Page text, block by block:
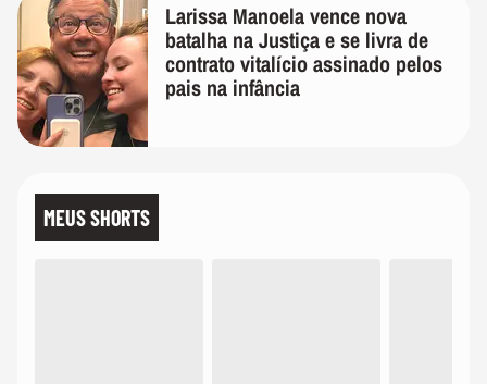
Larissa Manoela vence nova
batalha na Justiça e se livra de
contrato vitalício assinado pelos
pais na infância
MEUS SHORTS